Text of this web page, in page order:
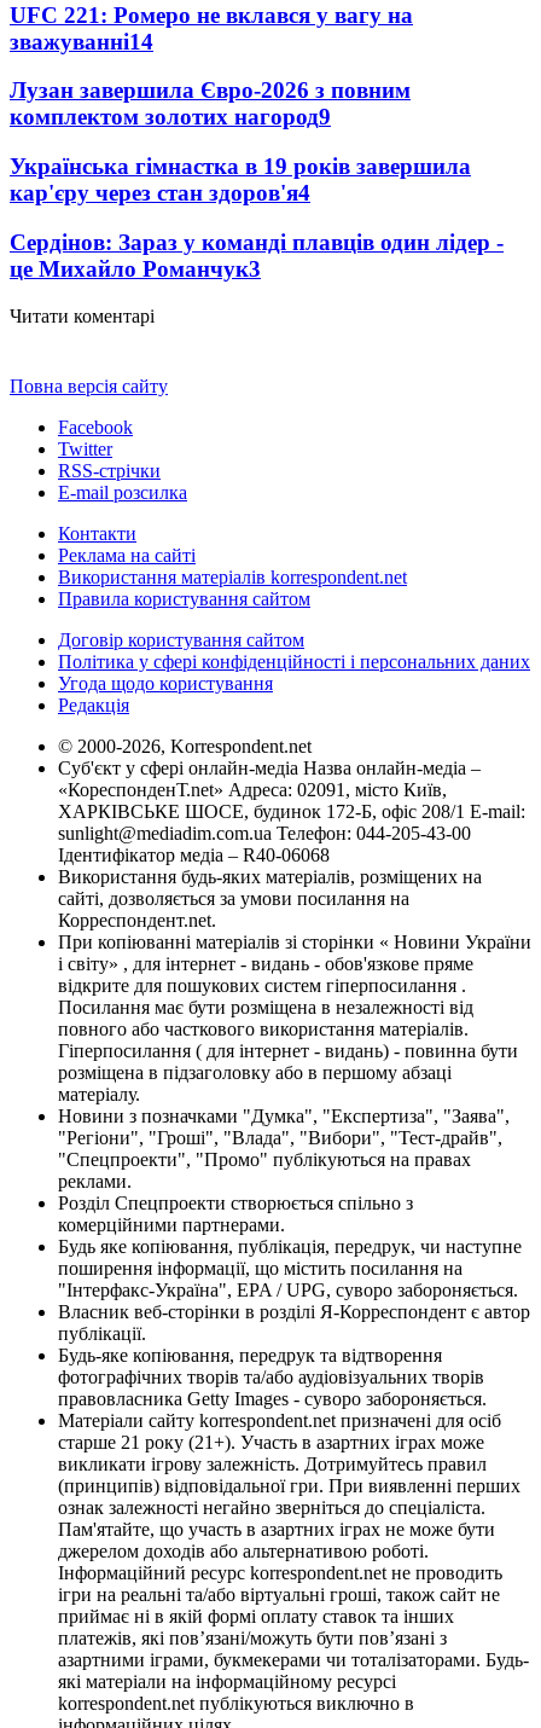
UFC 221: Ромеро не вклався у вагу на
зважуванні14
Лузан завершила Євро-2026 з повним
комплектом золотих нагород9
Українська гімнастка в 19 років завершила
кар'єру через стан здоров'я4
Сердінов: Зараз у команді плавців один лідер -
це Михайло Романчук3
Читати коментарі
Повна версія сайту
Facebook
Twitter
RSS-стрічки
E-mail розсилка
Контакти
Реклама на сайті
Використання матеріалів korrespondent.net
Правила користування сайтом
Договір користування сайтом
Політика у сфері конфіденційності і персональних даних
Угода щодо користування
Редакція
© 2000-2026, Korrespondent.net
Суб'єкт у сфері онлайн-медіа Назва онлайн-медіа –
«КореспонденТ.net» Адреса: 02091, місто Київ,
ХАРКІВСЬКЕ ШОСЕ, будинок 172-Б, офіс 208/1 E-mail:
sunlight@mediadim.com.ua Телефон: 044-205-43-00
Ідентифікатор медіа – R40-06068
Використання будь-яких матеріалів, розміщених на
сайті, дозволяється за умови посилання на
Корреспондент.net.
При копіюванні матеріалів зі сторінки « Новини України
і світу» , для інтернет - видань - обов'язкове пряме
відкрите для пошукових систем гіперпосилання .
Посилання має бути розміщена в незалежності від
повного або часткового використання матеріалів.
Гіперпосилання ( для інтернет - видань) - повинна бути
розміщена в підзаголовку або в першому абзаці
матеріалу.
Новини з позначками "Думка", "Експертиза", "Заява",
"Регіони", "Гроші", "Влада", "Вибори", "Тест-драйв",
"Спецпроекти", "Промо" публікуються на правах
реклами.
Розділ Спецпроекти створюється спільно з
комерційними партнерами.
Будь яке копіювання, публікація, передрук, чи наступне
поширення інформації, що містить посилання на
"Інтерфакс-Україна", EPA / UPG, суворо забороняється.
Власник веб-сторінки в розділі Я-Корреспондент є автор
публікації.
Будь-яке копіювання, передрук та відтворення
фотографічних творів та/або аудіовізуальних творів
правовласника Getty Images - суворо забороняється.
Матеріали сайту korrespondent.net призначені для осіб
старше 21 року (21+). Участь в азартних іграх може
викликати ігрову залежність. Дотримуйтесь правил
(принципів) відповідальної гри. При виявленні перших
ознак залежності негайно зверніться до спеціаліста.
Пам'ятайте, що участь в азартних іграх не може бути
джерелом доходів або альтернативою роботі.
Інформаційний ресурс korrespondent.net не проводить
ігри на реальні та/або віртуальні гроші, також сайт не
приймає ні в якій формі оплату ставок та інших
платежів, які пов’язані/можуть бути пов’язані з
азартними іграми, букмекерами чи тоталізаторами. Будь-
які матеріали на інформаційному ресурсі
korrespondent.net публікуються виключно в